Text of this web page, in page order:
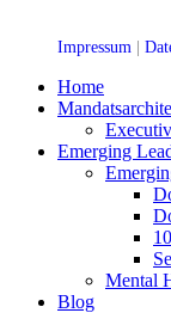
Impressum
Home
Emerging
Mental
Blog